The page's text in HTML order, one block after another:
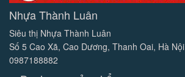
Nhựa Thành Luân
Siêu thị Nhựa Thành Luân
Số 5 Cao Xã, Cao Dương, Thanh Oai, Hà Nội
0987188882